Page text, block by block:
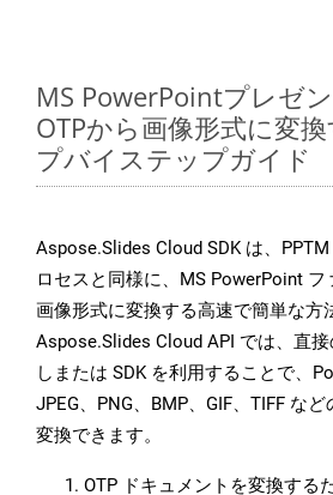
MS PowerPointプレゼ
OTPから画像形式に変
プバイステップガイド
Aspose.Slides Cloud SDK は、
ロセスと同様に、MS PowerPoint
画像形式に変換する高速で簡単な方
Aspose.Slides Cloud API では、直接
しまたは SDK を利用することで、
JPEG、PNG、BMP、GIF、TIFF な
変換できます。
OTP ドキュメントを変換する